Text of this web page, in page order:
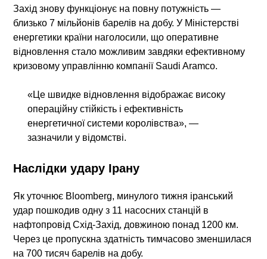
Захід знову функціонує на повну потужність —
близько 7 мільйонів барелів на добу. У Міністерстві
енергетики країни наголосили, що оперативне
відновлення стало можливим завдяки ефективному
кризовому управлінню компанії Saudi Aramco.
«Це швидке відновлення відображає високу
операційну стійкість і ефективність
енергетичної системи королівства», —
зазначили у відомстві.
Наслідки удару Ірану
Як уточнює Bloomberg, минулого тижня іранський
удар пошкодив одну з 11 насосних станцій в
нафтопровід Схід-Захід, довжиною понад 1200 км.
Через це пропускна здатність тимчасово зменшилася
на 700 тисяч барелів на добу.